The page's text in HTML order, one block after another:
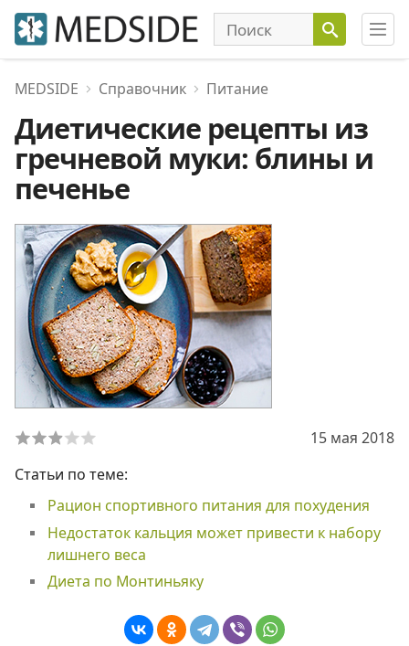
MEDSIDE Справочник Питание
Диетические рецепты из
гречневой муки: блины и
печенье
15 мая 2018
Статьи по теме:
Рацион спортивного питания для похудения
Недостаток кальция может привести к набору
лишнего веса
Диета по Монтиньяку